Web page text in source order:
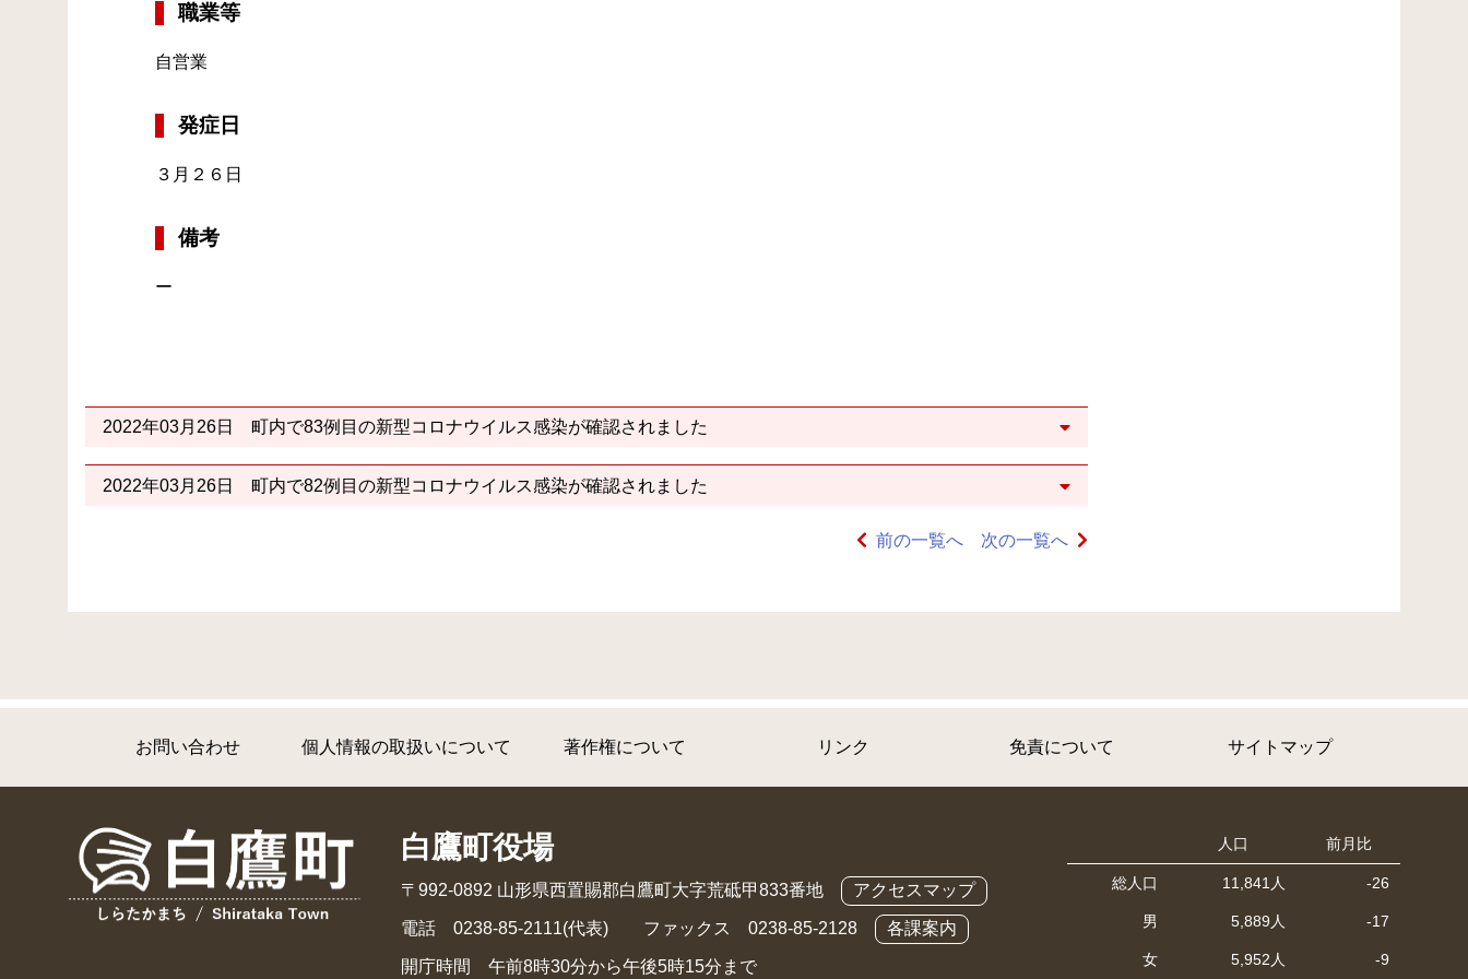
職業等
自営業
発症日
３月２６日
備考
ー
2022年03月26日 町内で83例目の新型コロナウイルス感染が確認されました
2022年03月26日 町内で82例目の新型コロナウイルス感染が確認されました
前の一覧へ 次の一覧へ
お問い合わせ 個人情報の取扱いについて 著作権について リンク 免責について サイトマップ
白鷹町役場
〒992-0892 山形県西置賜郡白鷹町大字荒砥甲833番地 アクセスマップ
電話 0238-85-2111(代表) ファックス 0238-85-2128 各課案内
開庁時間 午前8時30分から午後5時15分まで
人口 前月比
総人口 11,841人 -26
男 5,889人 -17
女 5,952人 -9